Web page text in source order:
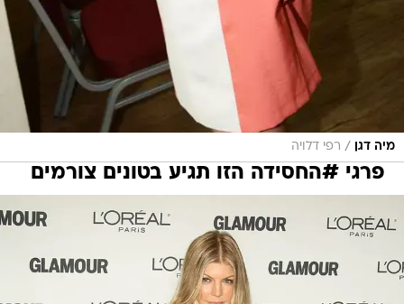
מיה דגן / רפי דלויה
פרגי #החסידה הזו תגיע בטונים צורמים